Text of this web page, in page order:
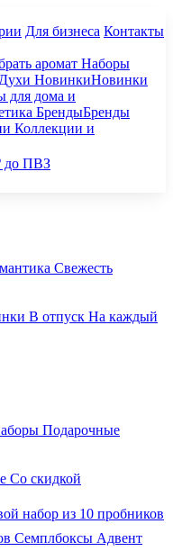
Для бизнеса Контакты
аромат Наборы
Духи НовинкиНовинки
для дома и
БрендыБренды
Коллекции и
до ПВЗ
Свежесть
В отпуск На каждый
Подарочные
Со скидкой
набор из 10 пробников
Семплбоксы Адвент